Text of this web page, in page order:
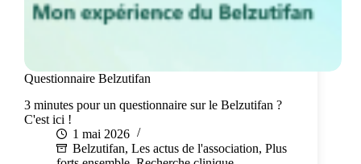
Questionnaire Belzutifan
3 minutes pour un questionnaire sur le Belzutifan ?
C'est ici !
1 mai 2026
Belzutifan, Les actus de l'association, Plus